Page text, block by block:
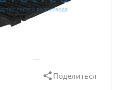
Поделиться